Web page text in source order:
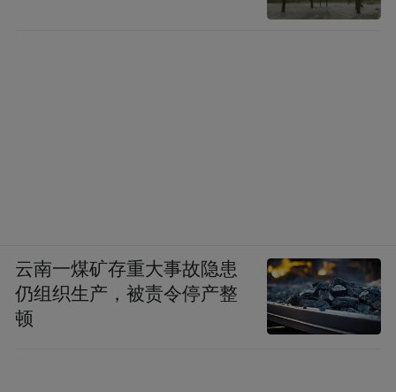
云南一煤矿存重大事故隐患
仍组织生产，被责令停产整
顿